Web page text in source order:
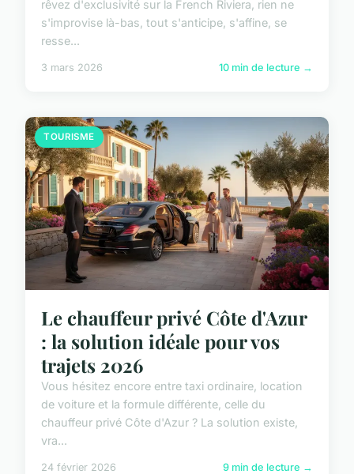
rêvez d'exclusivité sur la French Riviera, rien ne
s'improvise là-bas, tout s'anticipe, s'affine, se
resse...
3 mars 2026 10 min de lecture →
TOURISME
Le chauffeur privé Côte d'Azur
: la solution idéale pour vos
trajets 2026
Vous hésitez encore entre taxi ordinaire, location
de voiture et la formule différente, celle du
chauffeur privé Côte d'Azur ? La solution existe,
vra...
24 février 2026 9 min de lecture →